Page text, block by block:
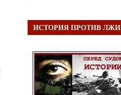
ИСТОРИЯ ПРОТИВ ЛЖИ